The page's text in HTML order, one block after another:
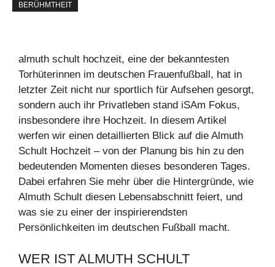
BERÜHMTHEIT
almuth schult hochzeit, eine der bekanntesten
Torhüterinnen im deutschen Frauenfußball, hat in
letzter Zeit nicht nur sportlich für Aufsehen gesorgt,
sondern auch ihr Privatleben stand iSAm Fokus,
insbesondere ihre Hochzeit. In diesem Artikel
werfen wir einen detaillierten Blick auf die Almuth
Schult Hochzeit – von der Planung bis hin zu den
bedeutenden Momenten dieses besonderen Tages.
Dabei erfahren Sie mehr über die Hintergründe, wie
Almuth Schult diesen Lebensabschnitt feiert, und
was sie zu einer der inspirierendsten
Persönlichkeiten im deutschen Fußball macht.
WER IST ALMUTH SCHULT